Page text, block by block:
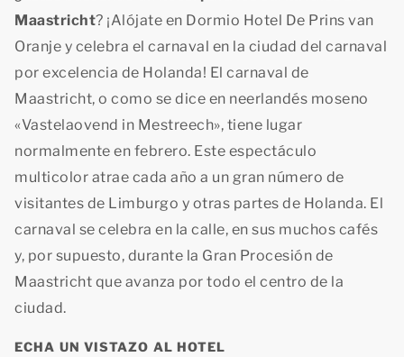
Maastricht? ¡Alójate en Dormio Hotel De Prins van
Oranje y celebra el carnaval en la ciudad del carnaval
por excelencia de Holanda! El carnaval de
Maastricht, o como se dice en neerlandés moseno
«Vastelaovend in Mestreech», tiene lugar
normalmente en febrero. Este espectáculo
multicolor atrae cada año a un gran número de
visitantes de Limburgo y otras partes de Holanda. El
carnaval se celebra en la calle, en sus muchos cafés
y, por supuesto, durante la Gran Procesión de
Maastricht que avanza por todo el centro de la
ciudad.
ECHA UN VISTAZO AL HOTEL